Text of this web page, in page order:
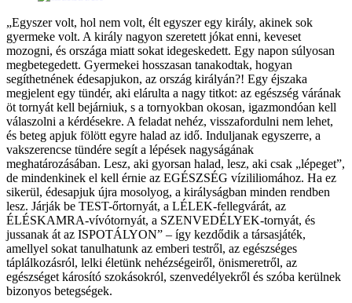
„Egyszer volt, hol nem volt, élt egyszer egy király, akinek sok
gyermeke volt. A király nagyon szeretett jókat enni, keveset
mozogni, és országa miatt sokat idegeskedett. Egy napon súlyosan
megbetegedett. Gyermekei hosszasan tanakodtak, hogyan
segíthetnének édesapjukon, az ország királyán?! Egy éjszaka
megjelent egy tündér, aki elárulta a nagy titkot: az egészség várának
öt tornyát kell bejárniuk, s a tornyokban okosan, igazmondóan kell
válaszolni a kérdésekre. A feladat nehéz, visszafordulni nem lehet,
és beteg apjuk fölött egyre halad az idő. Induljanak egyszerre, a
vakszerencse tündére segít a lépések nagyságának
meghatározásában. Lesz, aki gyorsan halad, lesz, aki csak „lépeget”,
de mindenkinek el kell érnie az EGÉSZSÉG vízililiomához. Ha ez
sikerül, édesapjuk újra mosolyog, a királyságban minden rendben
lesz. Járják be TEST-őrtornyát, a LÉLEK-fellegvárát, az
ÉLÉSKAMRA-vívótornyát, a SZENVEDÉLYEK-tornyát, és
jussanak át az ISPOTÁLYON” – így kezdődik a társasjáték,
amellyel sokat tanulhatunk az emberi testről, az egészséges
táplálkozásról, lelki életünk nehézségeiről, önismeretről, az
egészséget károsító szokásokról, szenvedélyekről és szóba kerülnek
bizonyos betegségek.